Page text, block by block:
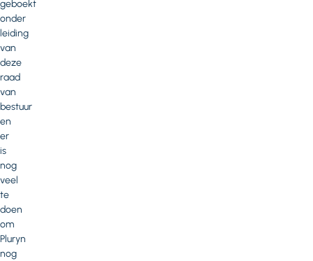
geboekt
onder
leiding
van
deze
raad
van
bestuur
en
er
is
nog
veel
te
doen
om
Pluryn
nog